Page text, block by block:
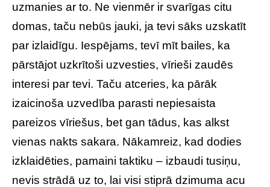
uzmanies ar to. Ne vienmēr ir svarīgas citu
domas, taču nebūs jauki, ja tevi sāks uzskatīt
par izlaidīgu. Iespējams, tevī mīt bailes, ka
pārstājot uzkrītoši uzvesties, vīrieši zaudēs
interesi par tevi. Taču atceries, ka pārāk
izaicinoša uzvedība parasti nepiesaista
pareizos vīriešus, bet gan tādus, kas alkst
vienas nakts sakara. Nākamreiz, kad dodies
izklaidēties, pamaini taktiku – izbaudi tusiņu,
nevis strādā uz to, lai visi stiprā dzimuma acu